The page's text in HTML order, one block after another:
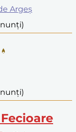
Argeș
nunți)
nunți)